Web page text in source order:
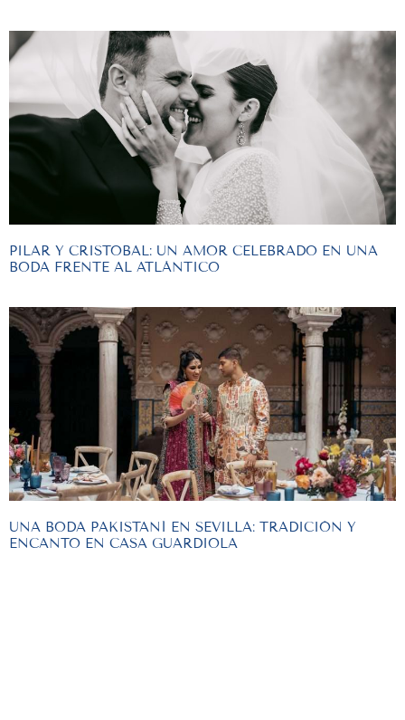
PILAR Y CRISTOBAL: UN AMOR CELEBRADO EN UNA
BODA FRENTE AL ATLÁNTICO
UNA BODA PAKISTANÍ EN SEVILLA: TRADICIÓN Y
ENCANTO EN CASA GUARDIOLA